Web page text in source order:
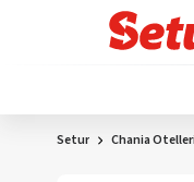
Setur Chania